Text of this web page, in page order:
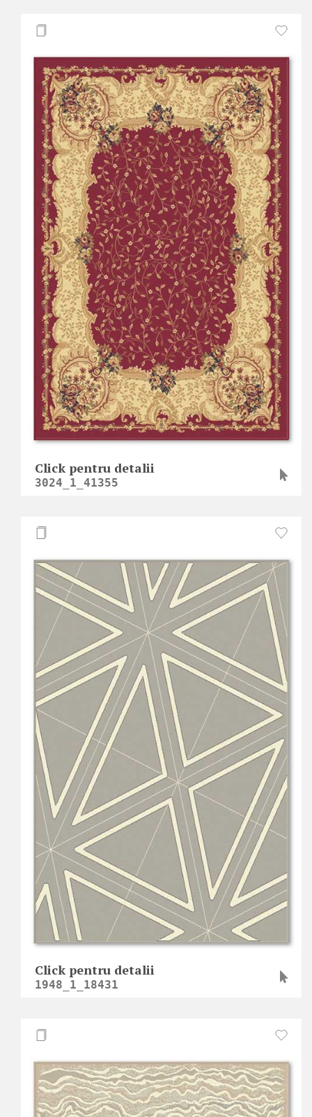
Click pentru detalii
3024_1_41355
Click pentru detalii
1948_1_18431